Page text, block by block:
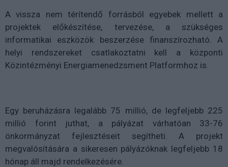
A vissza nem térítendő forrásból egyebek mellett a
projektek előkészítése, tervezése, a szükséges
informatikai eszközök beszerzése finanszírozható. A
helyi rendszereket csatlakoztatni kell a központi
Közintézményi Energiamenedzsment Platformhoz is.
Egy beruházásra legalább 75 millió, de legfeljebb 225
millió forint juthat, a pályázat várhatóan 33-76
önkormányzat fejlesztéseit segítheti. A projekt
megvalósítására a sikeresen pályázóknak legfeljebb 18
hónap áll majd rendelkezésére.